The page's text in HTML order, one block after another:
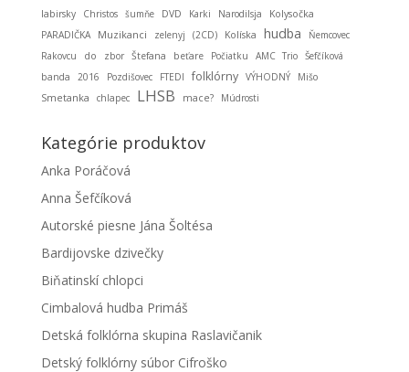
labirsky
Christos šumňe DVD Karki Narodilsja
Kolysočka
PARADIČKA
Muzikanci zelenyj (2CD) Kolíska hudba
Ňemcovec
Rakovcu
do zbor Štefana beťare Počiatku AMC Trio Šefčíková
banda
2016 Pozdišovec FTEDI folklórny VÝHODNÝ Mišo
Smetanka chlapec LHSB mace? Múdrosti
Kategórie produktov
Anka Poráčová
Anna Šefčíková
Autorské piesne Jána Šoltésa
Bardijovske dzivečky
Biňatinskí chlopci
Cimbalová hudba Primáš
Detská folklórna skupina Raslavičanik
Detský folklórny súbor Cifroško